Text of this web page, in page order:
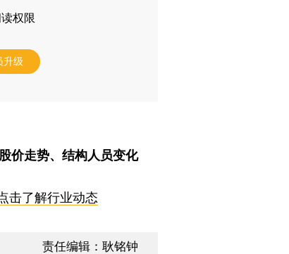
权限
升级
价走势、结构人员变化
击了解行业动态
责任编辑：耿铭钟